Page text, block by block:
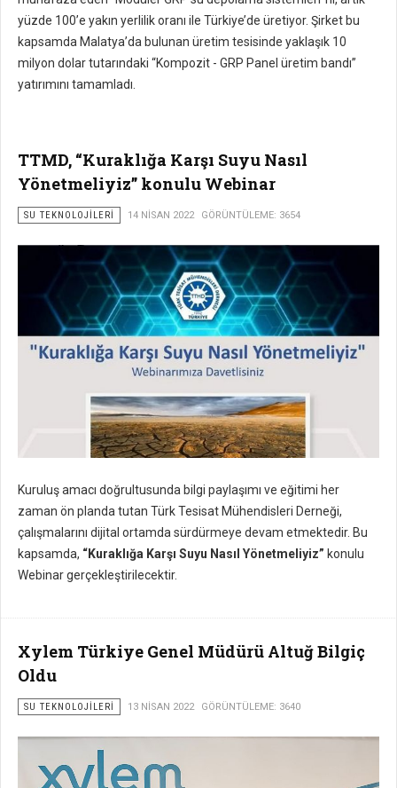
yüzde 100’e yakın yerlilik oranı ile Türkiye’de üretiyor. Şirket bu
kapsamda Malatya’da bulunan üretim tesisinde yaklaşık 10
milyon dolar tutarındaki “Kompozit - GRP Panel üretim bandı”
yatırımını tamamladı.
TTMD, “Kuraklığa Karşı Suyu Nasıl
Yönetmeliyiz” konulu Webinar
SU TEKNOLOJILERI 14 NISAN 2022 GÖRÜNTÜLEME: 3654
Kuruluş amacı doğrultusunda bilgi paylaşımı ve eğitimi her
zaman ön planda tutan Türk Tesisat Mühendisleri Derneği,
çalışmalarını dijital ortamda sürdürmeye devam etmektedir. Bu
kapsamda, “Kuraklığa Karşı Suyu Nasıl Yönetmeliyiz” konulu
Webinar gerçekleştirilecektir.
Xylem Türkiye Genel Müdürü Altuğ Bilgiç
Oldu
SU TEKNOLOJILERI 13 NISAN 2022 GÖRÜNTÜLEME: 3640